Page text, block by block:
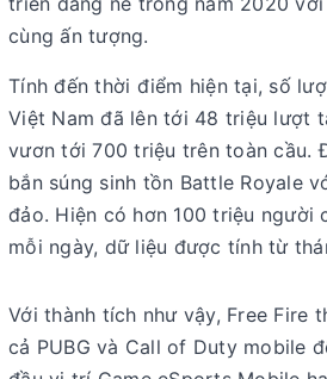
cùng ấn tượng.
Tính đến thời điểm hiện tại, số
Việt Nam đã lên tới 48 triệu lượt
vươn tới 700 triệu trên toàn cầu.
bắn súng sinh tồn Battle Royale
đảo. Hiện có hơn 100 triệu người
mỗi ngày, dữ liệu được tính từ
Với thành tích như vậy, Free Fire
cả PUBG và Call of Duty mobile